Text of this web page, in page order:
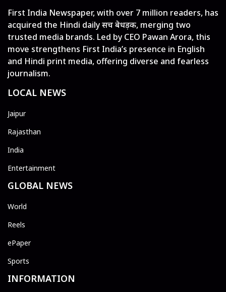
First India Newspaper, with over 7 million readers, has
acquired the Hindi daily सच बेधड़क, merging two
trusted media brands. Led by CEO Pawan Arora, this
move strengthens First India’s presence in English
and Hindi print media, offering diverse and fearless
journalism.
LOCAL NEWS
Jaipur
Rajasthan
India
Entertainment
GLOBAL NEWS
World
Reels
ePaper
Sports
INFORMATION